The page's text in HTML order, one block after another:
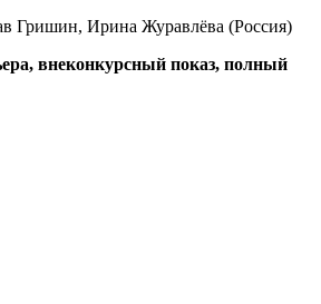
Гришин, Ирина Журавлёва (Россия)
внеконкурсный показ, полный